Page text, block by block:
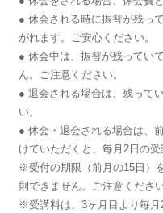
● 休会される時に振替が残っ
がれます。ご安心ください。
● 休会中は、振替が残ってい
ん。ご注意ください。
● 退会される場合は、残って
い。
● 休会・退会される場合は、
けていただくと、毎月2日の
※受付の期限（前月の15日）
則できません。ご注意ください
※受講料は、3ヶ月目より毎